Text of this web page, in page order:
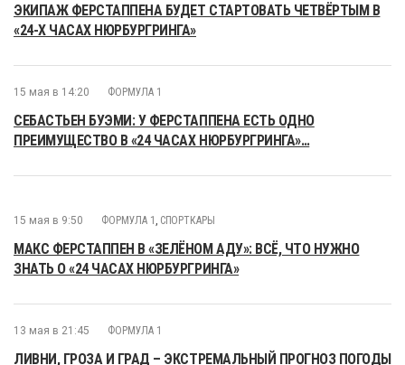
ЭКИПАЖ ФЕРСТАППЕНА БУДЕТ СТАРТОВАТЬ ЧЕТВЁРТЫМ В
«24-Х ЧАСАХ НЮРБУРГРИНГА»
15 мая в 14:20 ФОРМУЛА 1
СЕБАСТЬЕН БУЭМИ: У ФЕРСТАППЕНА ЕСТЬ ОДНО
ПРЕИМУЩЕСТВО В «24 ЧАСАХ НЮРБУРГРИНГА»…
15 мая в 9:50 ФОРМУЛА 1 , СПОРТКАРЫ
МАКС ФЕРСТАППЕН В «ЗЕЛЁНОМ АДУ»: ВСЁ, ЧТО НУЖНО
ЗНАТЬ О «24 ЧАСАХ НЮРБУРГРИНГА»
13 мая в 21:45 ФОРМУЛА 1
ЛИВНИ, ГРОЗА И ГРАД – ЭКСТРЕМАЛЬНЫЙ ПРОГНОЗ ПОГОДЫ